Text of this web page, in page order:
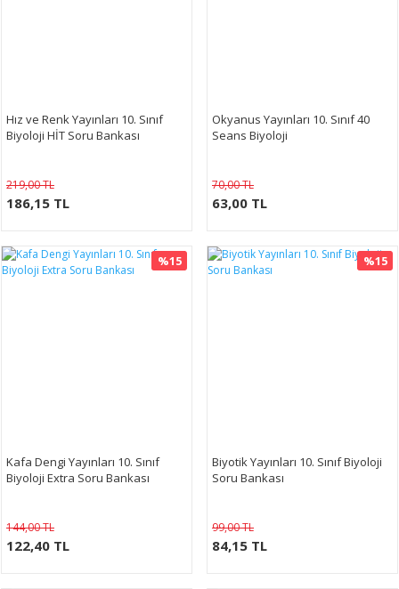
Hız ve Renk Yayınları 10. Sınıf
Biyoloji HİT Soru Bankası
219,00 TL
186,15 TL
Okyanus Yayınları 10. Sınıf 40
Seans Biyoloji
70,00 TL
63,00 TL
%15
Kafa Dengi Yayınları 10. Sınıf
Biyoloji Extra Soru Bankası
144,00 TL
122,40 TL
%15
Biyotik Yayınları 10. Sınıf Biyoloji
Soru Bankası
99,00 TL
84,15 TL